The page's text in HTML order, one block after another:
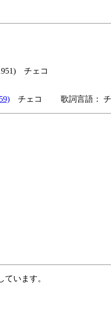
チェコ
チェコ 歌詞言語： チ
います。